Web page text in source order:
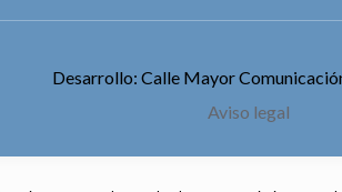
Desarrollo: Calle Mayor
Aviso legal